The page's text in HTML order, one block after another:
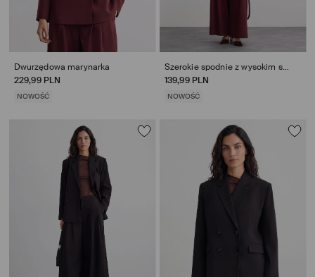
Dwurzędowa marynarka
229,99 PLN
NOWOŚĆ
Szerokie spodnie z wysokim stanem
139,99 PLN
NOWOŚĆ